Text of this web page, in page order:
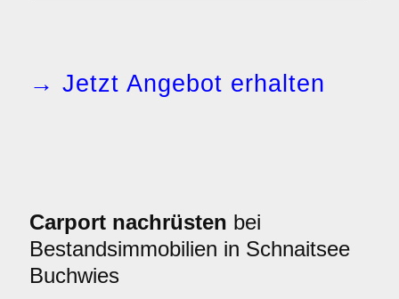
→ Jetzt Angebot erhalten
Carport nachrüsten bei
Bestandsimmobilien in Schnaitsee
Buchwies